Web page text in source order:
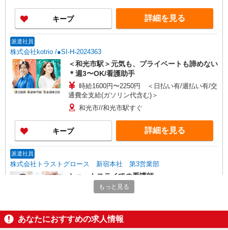
キープ 詳細を見る
派遣社員
株式会社kotrio /●SI-H-2024363
＜和光市駅＞元気も、プライベートも諦めない
＊週3〜OK/看護助手
時給1600円〜2250円 ＜日払い有/週払い有/交
通費全支給(ガソリン代含む)＞
和光市//和光市駅すぐ
キープ 詳細を見る
派遣社員
株式会社トラストグロース 新宿本社 第3営業部
ショートステイでの看護師
時給：2100円〜2300円 ※資格・経験による
キープ
もっと見る
あなたにおすすめの求人情報